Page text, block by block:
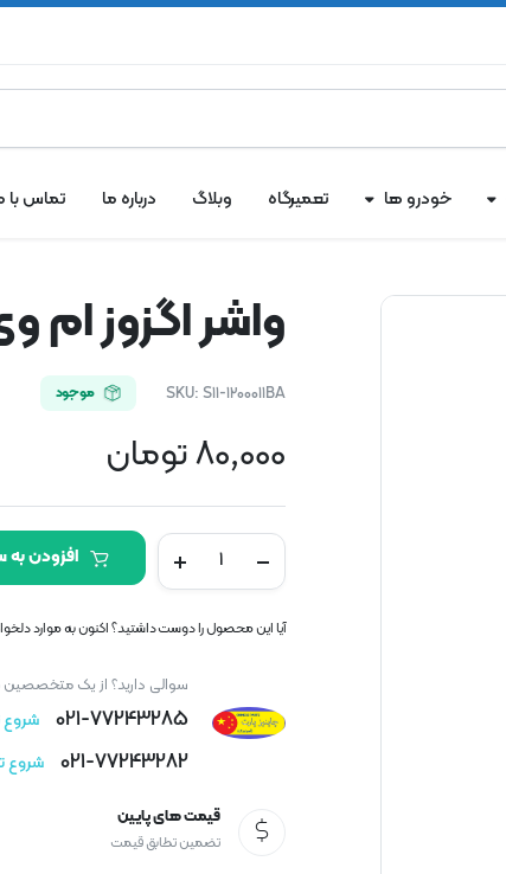
خودرو ها تعمیرگاه وبلاگ درباره ما تماس با
واشر اگزوز ام وی ام 110
SKU: S11-1200011BA موجود
80,000تومان
افزودن به
آیا این محصول را دوست داشتید؟ اکنون به موارد
سوالی دارید؟ از یک متخصصین
021-77243285
021-77243282 شروع
قیمت های پایین
تضمین تطابق قیمت